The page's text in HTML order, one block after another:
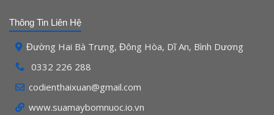
Thông Tin Liên Hệ
Đường Hai Bà Trưng, Đông Hòa, Dĩ An, Bình Dương
0332 226 288
codienthaixuan@gmail.com
www.suamaybomnuoc.io.vn